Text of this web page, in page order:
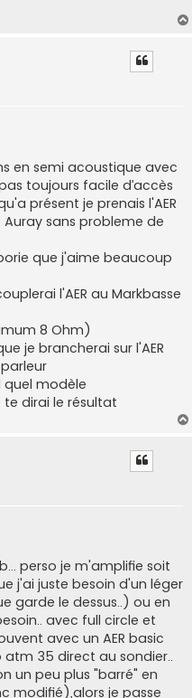
en semi acoustique avec
toujours facile d’accès
présent je prenais l'AER
sans probleme de
que j'aime beaucoup
l'AER au Markbasse
8 Ohm)
je brancherai sur l'AER
quel modèle
te dirai le résultat
perso je m'amplifie soit
j'ai juste besoin d'un léger
garde le dessus..) ou en
avec full circle et
avec un AER basic
atm 35 direct au sondier..
un peu plus "barré" en
modifié),alors je passe